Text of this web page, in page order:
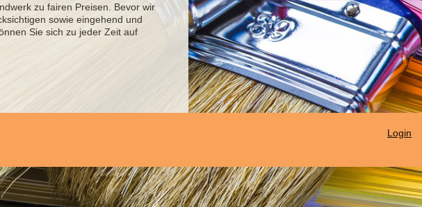
zu fairen Preisen. Bevor wir
sowie eingehend und
Sie sich zu jeder Zeit auf
Login